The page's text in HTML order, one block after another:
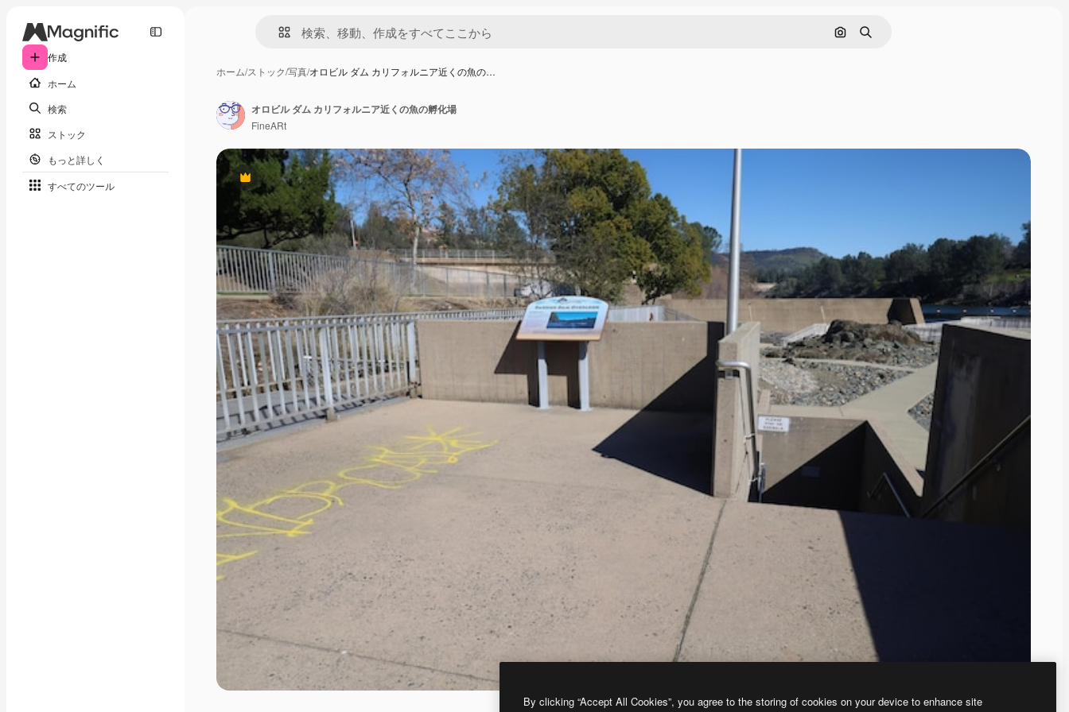
作成
ホーム
検索
ストック
もっと詳しく
すべてのツール
画像で検索
検索
ホーム/ストック/写真/オロビル ダム カリフォルニア近くの魚の…
Premium
オロビル ダム カリフォルニア近くの魚の孵化場
FineARt
By clicking “Accept All Cookies”, you agree to the storing of cookies on your device to enhance site